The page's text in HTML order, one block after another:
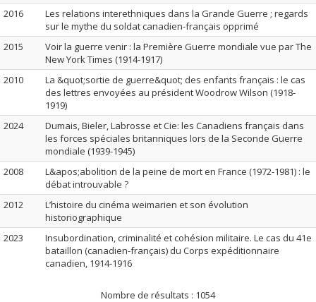
2016
Les relations interethniques dans la Grande Guerre ; regards
sur le mythe du soldat canadien-français opprimé
2015
Voir la guerre venir : la Première Guerre mondiale vue par The
New York Times (1914-1917)
2010
La &quot;sortie de guerre&quot; des enfants français : le cas
des lettres envoyées au président Woodrow Wilson (1918‐
1919)
2024
Dumais, Bieler, Labrosse et Cie: les Canadiens français dans
les forces spéciales britanniques lors de la Seconde Guerre
mondiale (1939-1945)
2008
L&apos;abolition de la peine de mort en France (1972-1981) : le
débat introuvable ?
2012
L’histoire du cinéma weimarien et son évolution
historiographique
2023
Insubordination, criminalité et cohésion militaire. Le cas du 41e
bataillon (canadien-français) du Corps expéditionnaire
canadien, 1914-1916
Nombre de résultats : 1054